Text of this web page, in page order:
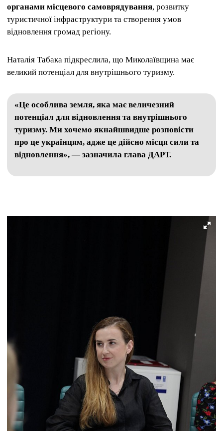
органами місцевого самоврядування, розвитку
туристичної інфраструктури та створення умов
відновлення громад регіону.
Наталія Табака підкреслила, що Миколаївщина має
великий потенціал для внутрішнього туризму.
«Це особлива земля, яка має величезний
потенціал для відновлення та внутрішнього
туризму. Ми хочемо якнайшвидше розповісти
про це українцям, адже це дійсно місця сили та
відновлення», — зазначила глава ДАРТ.